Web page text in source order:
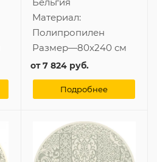
Материал:
Полипропилен
Размер—80x240 см
от7 824 руб.
Подробнее